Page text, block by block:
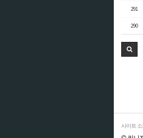
291
290
사이트 소